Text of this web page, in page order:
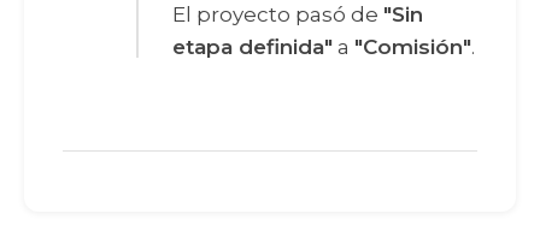
El proyecto pasó de "Sin
etapa definida" a "Comisión".